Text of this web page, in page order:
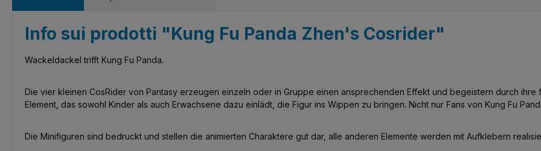
Info sui prodotti "Kung Fu Panda Zhen's Cosrider"
Wackeldackel trifft Kung Fu Panda.
Die vier kleinen CosRider von Pantasy erzeugen einzeln oder in Gruppe einen ansprechenden Effekt und begeistern durch ihre
Element, das sowohl Kinder als auch Erwachsene dazu einlädt, die Figur ins Wippen zu bringen. Nicht nur Fans von Kung Fu
Die Minifiguren sind bedruckt und stellen die animierten Charaktere gut dar, alle anderen Elemente werden mit Aufklebern